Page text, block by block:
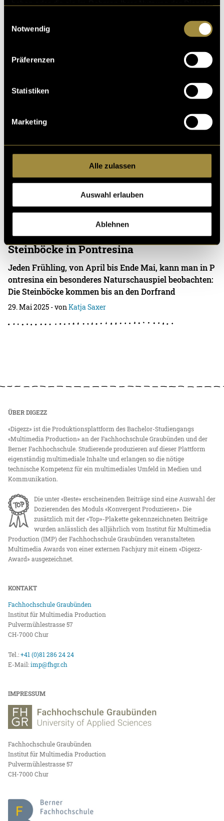
Notwendig
Präferenzen
Statistiken
Marketing
Alle zulassen
Auswahl erlauben
Ablehnen
Rund um den Beobachtungsturm
Spitzmäder
Ich wollte lernen, wie man eine Drohne sicher und gezi
elt fliegt, um meine ersten Videoaufnahmen aus der Lu
ft zu machen. Dafür suchte ich einen geeig
Das Ziel meines Projekts war es, passende Etiketten für
einen kleinen Bierbrauverein zu erstellen. Ich wollte un
bedingt ein Projekt im Produktdesign
Katja Saxer
Steinböcke in Pontresina
Jeden Frühling, von April bis Ende Mai, kann man in P
ontresina ein besonderes Naturschauspiel beobachten:
Die Steinböcke kommen bis an den Dorfrand
29. Mai 2025 - vonKatja Saxer
ÜBER DIGEZZ
«Digezz» ist die Produktionsplattform des Bachelor-Studiengangs
«Multimedia Production» an der Fachhochschule Graubünden und der
Berner Fachhochschule. Studierende produzieren auf dieser Plattform
eigenständig multimediale Inhalte und erlangen so die nötige
technische Kompetenz für ein multimediales Umfeld in Medien und
Kommunikation.
Die unter «Beste» erscheinenden Beiträge sind eine Auswahl der
Dozierenden des Moduls «Konvergent Produzieren». Die
zusätzlich mit der «Top»-Plakette gekennzeichneten Beiträge
wurden anlässlich des alljährlich vom Institut für Multimedia
Production (IMP) der Fachhochschule Graubünden veranstalteten
Multimedia Awards von einer externen Fachjury mit einem «Digezz-
Award» ausgezeichnet.
KONTAKT
Fachhochschule Graubünden
Institut für Multimedia Production
Pulvermühlestrasse 57
CH-7000 Chur
Tel.:+41 (0)81 286 24 24
E-Mail:imp@fhgr.ch
IMPRESSUM
Fachhochschule Graubünden
Institut für Multimedia Production
Pulvermühlestrasse 57
CH-7000 Chur